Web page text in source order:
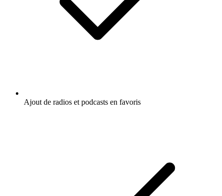
Ajout de radios et podcasts en favoris